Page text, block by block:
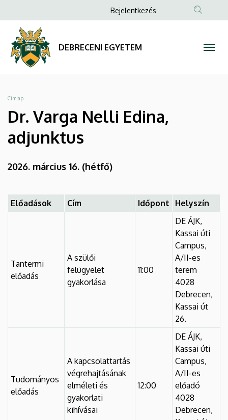
Varga
Nelli
Edina,
adjunktus
DEBRECENI
a
tartalomra
Anonim
menüje
Bejelentkezés
DEBRECENI EGYETEM
Morzsa
Címlap
Dr. Varga Nelli Edina,
adjunktus
2026. március 16. (hétfő)
Előadások Cím Időpont Helyszín
Tantermi
előadás
A szülői
felügyelet
gyakorlása
11:00
DE ÁJK,
Kassai úti
Campus,
A/II-es
terem
4028
Debrecen,
Kassai út
26.
Tudományos
előadás
A kapcsolattartás
végrehajtásának
elméleti és
gyakorlati
kihívásai
12:00
DE ÁJK,
Kassai úti
Campus,
A/II-es
előadó
4028
Debrecen,